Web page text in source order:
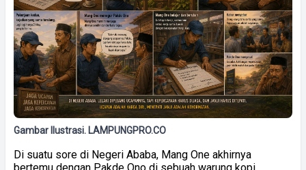
Gambar Ilustrasi. LAMPUNGPRO.CO
Di suatu sore di Negeri Ababa, Mang One akhirnya